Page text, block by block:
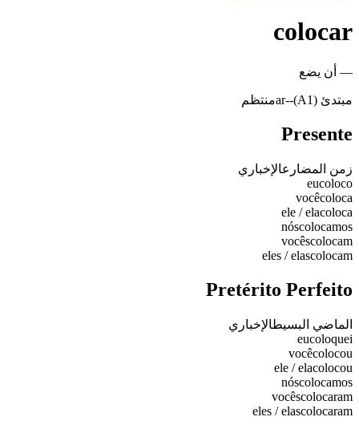
colocar
— أن يضع
مبتدئ (A1) -
-ar منتظم
Presente
زمن المضارعالإخباري
eucoloco
vocêcoloca
ele / elacoloca
nóscolocamos
vocêscolocam
eles / elascolocam
Pretérito Perfeito
الماضي البسيطالإخباري
eucoloquei
vocêcolocou
ele / elacolocou
nóscolocamos
vocêscolocaram
eles / elascolocaram